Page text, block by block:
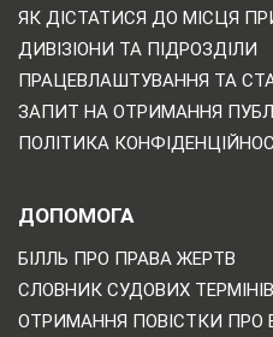
ЯК ДІСТАТИСЯ ДО МІСЦЯ
ДИВІЗІОНИ ТА ПІДРОЗДІЛИ
ПРАЦЕВЛАШТУВАННЯ ТА
ЗАПИТ НА ОТРИМАННЯ
ПОЛІТИКА
ДОПОМОГА
БІЛЛЬ ПРО ПРАВА ЖЕРТВ
СЛОВНИК СУДОВИХ ТЕРМІНІВ
ОТРИМАННЯ ПОВІСТКИ ПРО